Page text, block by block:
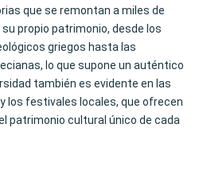
que se remontan a miles de
propio patrimonio, desde los
griegos hasta las
lo que supone un auténtico
también es evidente en las
los festivales locales, que ofrecen
patrimonio cultural único de cada